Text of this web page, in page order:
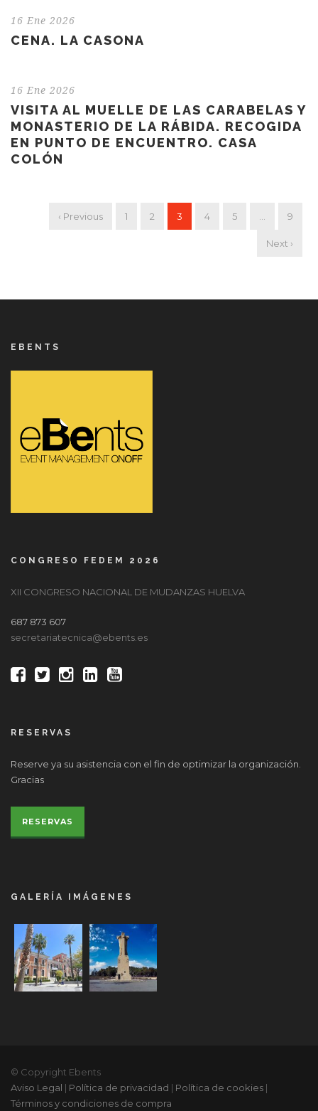
16 Ene 2026
CENA. LA CASONA
16 Ene 2026
VISITA AL MUELLE DE LAS CARABELAS Y
MONASTERIO DE LA RÁBIDA. RECOGIDA
EN PUNTO DE ENCUENTRO. CASA
COLÓN
‹ Previous 1 2 3 4 5 9
Next ›
EBENTS
CONGRESO FEDEM 2026
XII CONGRESO NACIONAL DE MUDANZAS HUELVA
687 873 607
secretariatecnica@ebents.es
RESERVAS
Reserve ya su asistencia con el fin de optimizar la organización.
Gracias
RESERVAS
GALERÍA IMÁGENES
© Copyright Ebents
Aviso Legal | Política de privacidad | Política de cookies |
Términos y condiciones de compra